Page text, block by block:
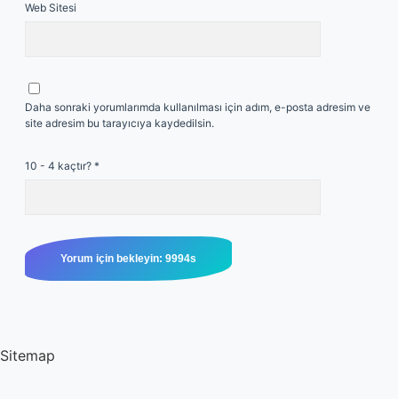
Web Sitesi
Daha sonraki yorumlarımda kullanılması için adım, e-posta adresim ve
site adresim bu tarayıcıya kaydedilsin.
10 - 4 kaçtır? *
Sitemap